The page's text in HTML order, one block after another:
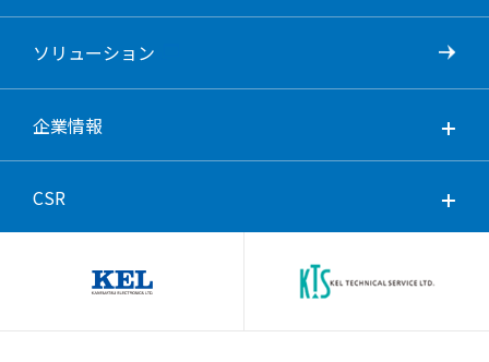
ソリューション
企業情報
CSR